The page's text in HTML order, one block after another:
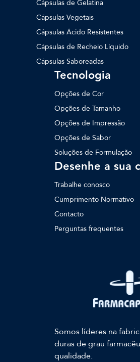
Cápsulas de Gelatina
Cápsulas Vegetais
Cápsulas Ácido Resistentes
Cápsulas de Recheio Líquido
Cápsulas Saboreadas
Tecnologia
Opções de Cor
Opções de Tamanho
Opções de Impressão
Opções de Sabor
Soluções de Formulação
Desenhe a sua
Trabalhe conosco
Cumprimento Normativo
Contacto
Perguntas frequentes
Somos líderes na
duras de grau
qualidade.